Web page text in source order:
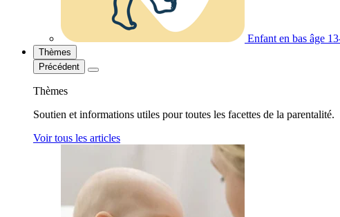
Enfant en bas âge
Thèmes
Précédent
Thèmes
Soutien et informations utiles pour toutes les facettes de la parentalité.
Voir tous les articles